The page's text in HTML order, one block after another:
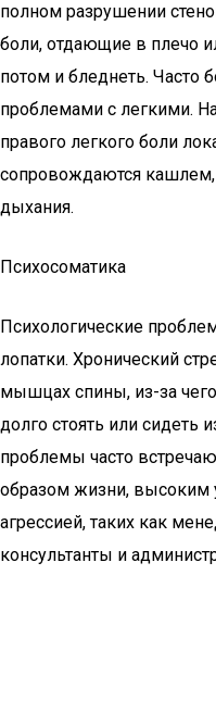
полном разрушении
боли, отдающие в плечо
потом и бледнеть. Часто
проблемами с легкими.
правого легкого боли
сопровождаются
дыхания.
Психосоматика
Психологические
лопатки. Хронический
мышцах спины, из-за
долго стоять или сидеть
проблемы часто
образом жизни, высоким
агрессией, таких как
консультанты и